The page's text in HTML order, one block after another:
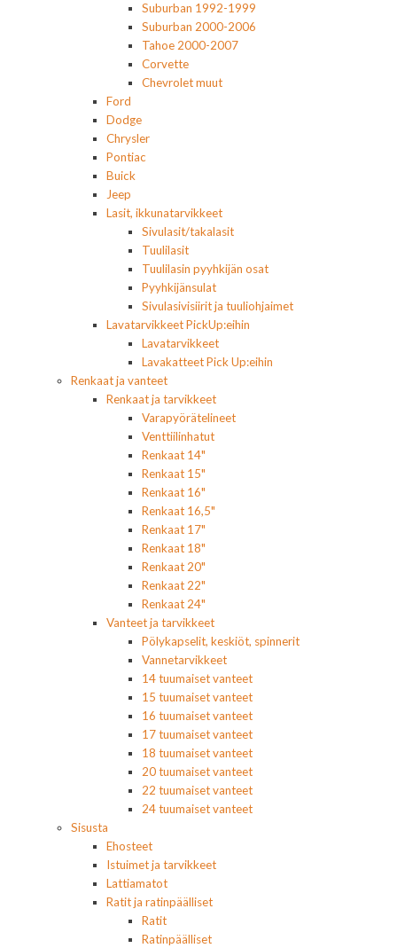
Suburban 1992-1999
Suburban 2000-2006
Tahoe 2000-2007
Corvette
Chevrolet muut
Ford
Dodge
Chrysler
Pontiac
Buick
Jeep
Lasit, ikkunatarvikkeet
Sivulasit/takalasit
Tuulilasit
Tuulilasin pyyhkijän osat
Pyyhkijänsulat
Sivulasivisiirit ja tuuliohjaimet
Lavatarvikkeet PickUp:eihin
Lavatarvikkeet
Lavakatteet Pick Up:eihin
Renkaat ja vanteet
Renkaat ja tarvikkeet
Varapyörätelineet
Venttiilinhatut
Renkaat 14"
Renkaat 15"
Renkaat 16"
Renkaat 16,5"
Renkaat 17"
Renkaat 18"
Renkaat 20"
Renkaat 22"
Renkaat 24"
Vanteet ja tarvikkeet
Pölykapselit, keskiöt, spinnerit
Vannetarvikkeet
14 tuumaiset vanteet
15 tuumaiset vanteet
16 tuumaiset vanteet
17 tuumaiset vanteet
18 tuumaiset vanteet
20 tuumaiset vanteet
22 tuumaiset vanteet
24 tuumaiset vanteet
Sisusta
Ehosteet
Istuimet ja tarvikkeet
Lattiamatot
Ratit ja ratinpäälliset
Ratit
Ratinpäälliset